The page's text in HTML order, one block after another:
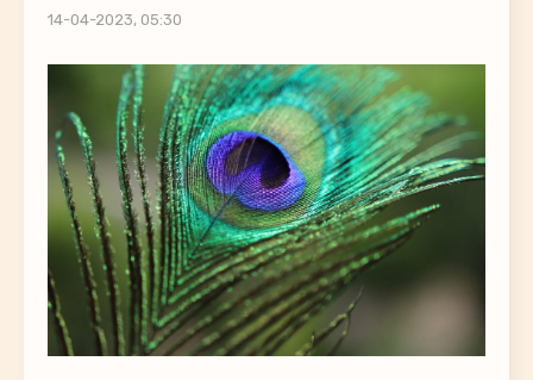
14-04-2023, 05:30